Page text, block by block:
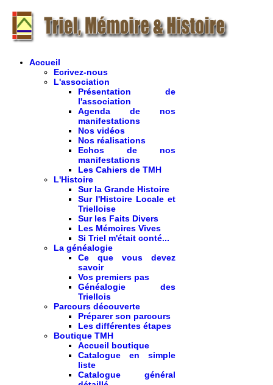
Accueil
Ecrivez-nous
L'association
Présentation de
l'association
Agenda de nos
manifestations
Nos vidéos
Nos réalisations
Echos de nos
manifestations
Les Cahiers de TMH
L'Histoire
Sur la Grande Histoire
Sur l'Histoire Locale et
Trielloise
Sur les Faits Divers
Les Mémoires Vives
Si Triel m'était conté...
La généalogie
Ce que vous devez
savoir
Vos premiers pas
Généalogie des
Triellois
Parcours découverte
Préparer son parcours
Les différentes étapes
Boutique TMH
Accueil boutique
Catalogue en simple
liste
Catalogue général